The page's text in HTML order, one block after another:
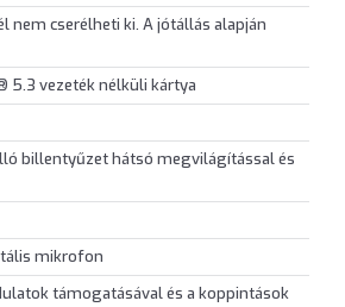
nem cserélheti ki. A jótállás alapján
5.3 vezeték nélküli kártya
billentyűzet hátsó megvilágítással és
mikrofon
támogatásával és a koppintások